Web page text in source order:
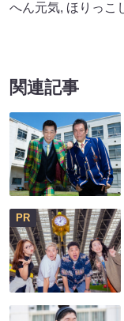
へん元気, ほりっこ
関連記事
PR